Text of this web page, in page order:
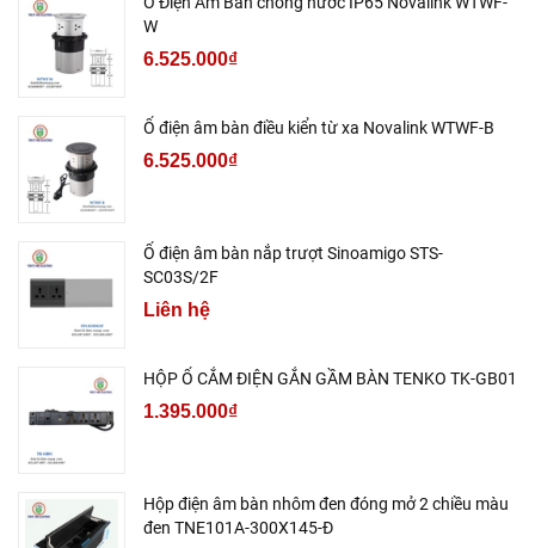
W
6.525.000₫
Ổ điện âm bàn điều kiển từ xa Novalink WTWF-B
6.525.000₫
Ổ điện âm bàn nắp trượt Sinoamigo STS-
SC03S/2F
Liên hệ
HỘP Ổ CẮM ĐIỆN GẮN GẦM BÀN TENKO TK-GB01
1.395.000₫
Hộp điện âm bàn nhôm đen đóng mở 2 chiều màu
đen TNE101A-300X145-Đ